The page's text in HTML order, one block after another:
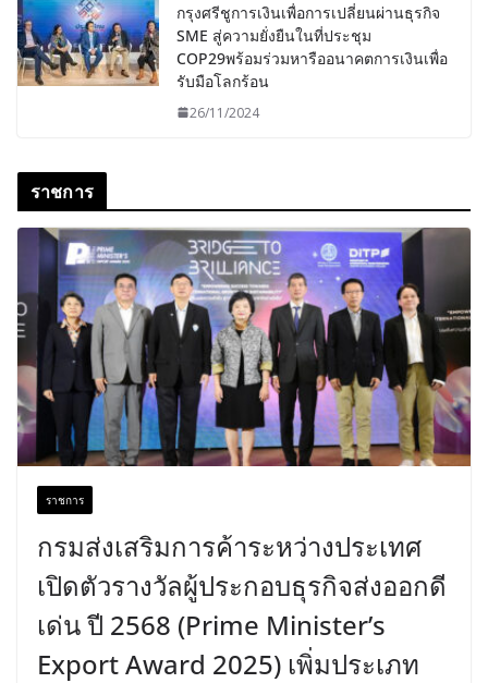
กรุงศรีชูการเงินเพื่อการเปลี่ยนผ่านธุรกิจ
SME สู่ความยั่งยืนในที่ประชุม
COP29พร้อมร่วมหารืออนาคตการเงินเพื่อ
รับมือโลกร้อน
26/11/2024
ราชการ
ราชการ
กรมส่งเสริมการค้าระหว่างประเทศ
เปิดตัวรางวัลผู้ประกอบธุรกิจส่งออกดี
เด่น ปี 2568 (Prime Minister’s
Export Award 2025) เพิ่มประเภท